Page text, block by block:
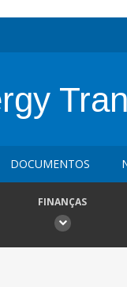
DOCUMENTOS
FINANÇAS